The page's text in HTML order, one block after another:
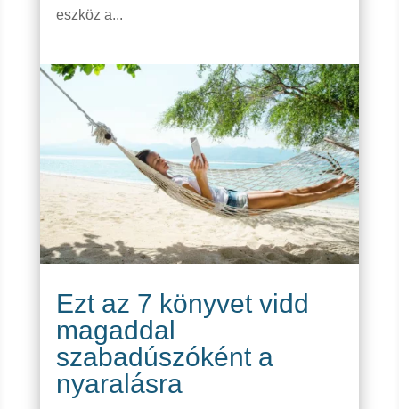
eszköz a...
Ezt az 7 könyvet vidd
magaddal
szabadúszóként a
nyaralásra